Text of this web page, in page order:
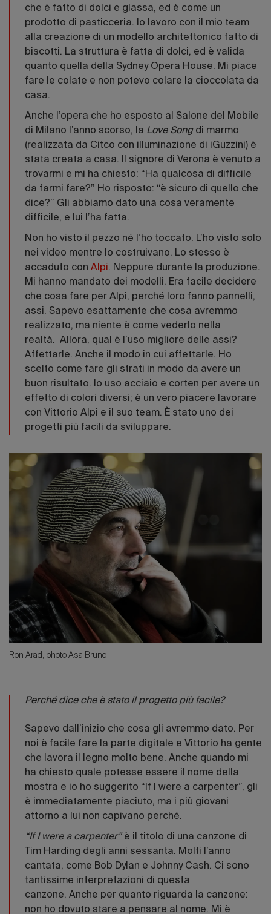
che è fatto di dolci e glassa, ed è come un
prodotto di pasticceria. Io lavoro con il mio team
alla creazione di un modello architettonico fatto di
biscotti. La struttura è fatta di dolci, ed è valida
quanto quella della Sydney Opera House. Mi piace
fare le colate e non potevo colare la cioccolata da
casa.
Anche l’opera che ho esposto al Salone del Mobile
di Milano l’anno scorso, la Love Songdi marmo
(realizzata da Citco con illuminazione di iGuzzini) è
stata creata a casa. Il signore di Verona è venuto a
trovarmi e mi ha chiesto: “Ha qualcosa di difficile
da farmi fare?” Ho risposto: “è sicuro di quello che
dice?” Gli abbiamo dato una cosa veramente
difficile, e lui l’ha fatta.
Non ho visto il pezzo né l’ho toccato. L’ho visto solo
nei video mentre lo costruivano. Lo stesso è
accaduto con Alpi. Neppure durante la produzione.
Mi hanno mandato dei modelli. Era facile decidere
che cosa fare per Alpi, perché loro fanno pannelli,
assi. Sapevo esattamente che cosa avremmo
realizzato, ma niente è come vederlo nella
realtà. Allora, qual è l’uso migliore delle assi?
Affettarle. Anche il modo in cui affettarle. Ho
scelto come fare gli strati in modo da avere un
buon risultato. Io uso acciaio e corten per avere un
effetto di colori diversi; è un vero piacere lavorare
con Vittorio Alpi e il suo team. È stato uno dei
progetti più facili da sviluppare.
Ron Arad, photo Asa Bruno
Perché dice che è stato il progetto più facile?
Sapevo dall’inizio che cosa gli avremmo dato. Per
noi è facile fare la parte digitale e Vittorio ha gente
che lavora il legno molto bene. Anche quando mi
ha chiesto quale potesse essere il nome della
mostra e io ho suggerito “If I were a carpenter”, gli
è immediatamente piaciuto, ma i più giovani
attorno a lui non capivano perché.
“If I were a carpenter”è il titolo di una canzone di
Tim Harding degli anni sessanta. Molti l’anno
cantata, come Bob Dylan e Johnny Cash. Ci sono
tantissime interpretazioni di questa
canzone. Anche per quanto riguarda la canzone:
non ho dovuto stare a pensare al nome. Mi è